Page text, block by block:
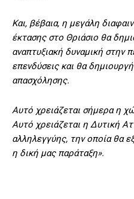
Και, βέβαια, η μεγάλη
έκτασης στο Θριάσιο θα
αναπτυξιακή δυναμική στην
επενδύσεις και θα
απασχόλησης.
Αυτό χρειάζεται σήμερα η
Αυτό χρειάζεται η Δυτική
αλληλεγγύης, την οποία θα
η δική μας παράταξη».